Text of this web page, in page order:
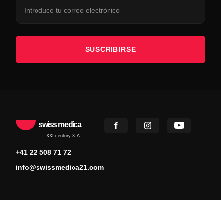
SUSCRIBIRSE
swiss medica
XXI century S.A.
+41 22 508 71 72
info@swissmedica21.com